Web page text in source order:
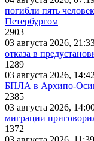
погибли пять
Петербургом
2903
03 августа 2026,
отказа в
1289
03 августа 2026, 14:42
БПЛА в Архипо-
2385
03 августа 2026,
миграции
1372